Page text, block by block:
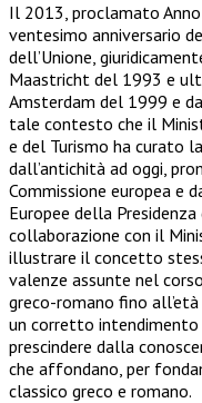
Il 2013, proclamato
ventesimo anniversario
dell’Unione,
Maastricht del 1993 e
Amsterdam del 1999 e
tale contesto che il
e del Turismo ha curato
dall’antichità ad oggi,
Commissione europea e
Europee della
collaborazione con il
illustrare il concetto
valenze assunte nel
greco-romano fino
un corretto intendimento
prescindere dalla
che affondano, per
classico greco e romano.